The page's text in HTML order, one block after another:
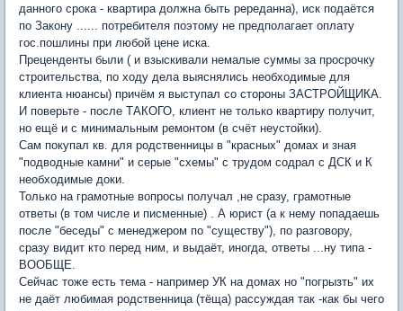
данного срока - квартира должна быть ререданна), иск подаётся
по Закону ...... потребителя поэтому не предполагает оплату
гос.пошлины при любой цене иска.
Преценденты были ( и взыскивали немалые суммы за просрочку
строительства, по ходу дела выяснялись необходимые для
клиента нюансы) причём я выступал со стороны ЗАСТРОЙЩИКА.
И поверьте - после ТАКОГО, клиент не только квартиру получит,
но ещё и с минимальным ремонтом (в счёт неустойки).
Сам покупал кв. для родственницы в "красных" домах и зная
"подводные камни" и серые "схемы" с трудом содрал с ДСК и К
необходимые доки.
Только на грамотные вопросы получал ,не сразу, грамотные
ответы (в том числе и писменные) . А юрист (а к нему попадаешь
после "беседы" с менеджером по "существу"), по разговору,
сразу видит кто перед ним, и выдаёт, иногда, ответы ...ну типа -
ВООБЩЕ.
Сейчас тоже есть тема - например УК на домах но "погрызть" их
не даёт любимая родственница (тёща) рассуждая так -как бы чего